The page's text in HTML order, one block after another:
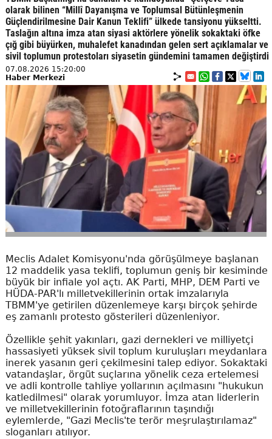
olarak bilinen “Millî Dayanışma ve Toplumsal Bütünleşmenin
Güçlendirilmesine Dair Kanun Teklifi” ülkede tansiyonu yükseltti.
Taslağın altına imza atan siyasi aktörlere yönelik sokaktaki öfke
çığ gibi büyürken, muhalefet kanadından gelen sert açıklamalar ve
sivil toplumun protestoları siyasetin gündemini tamamen değiştirdi
07.08.2026 15:20:00
Haber Merkezi
Meclis Adalet Komisyonu'nda görüşülmeye başlanan
12 maddelik yasa teklifi, toplumun geniş bir kesiminde
büyük bir infiale yol açtı. AK Parti, MHP, DEM Parti ve
HÜDA-PAR'lı milletvekillerinin ortak imzalarıyla
TBMM'ye getirilen düzenlemeye karşı birçok şehirde
eş zamanlı protesto gösterileri düzenleniyor.
Özellikle şehit yakınları, gazi dernekleri ve milliyetçi
hassasiyeti yüksek sivil toplum kuruluşları meydanlara
inerek yasanın geri çekilmesini talep ediyor. Sokaktaki
vatandaşlar, örgüt suçlarına yönelik ceza ertelemesi
ve adli kontrolle tahliye yollarının açılmasını "hukukun
katledilmesi" olarak yorumluyor. İmza atan liderlerin
ve milletvekillerinin fotoğraflarının taşındığı
eylemlerde, "Gazi Meclis'te terör meşrulaştırılamaz"
sloganları atılıyor.